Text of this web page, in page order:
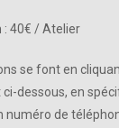
: 40€ / Atelier
se font en
ci-dessous, en
numéro de